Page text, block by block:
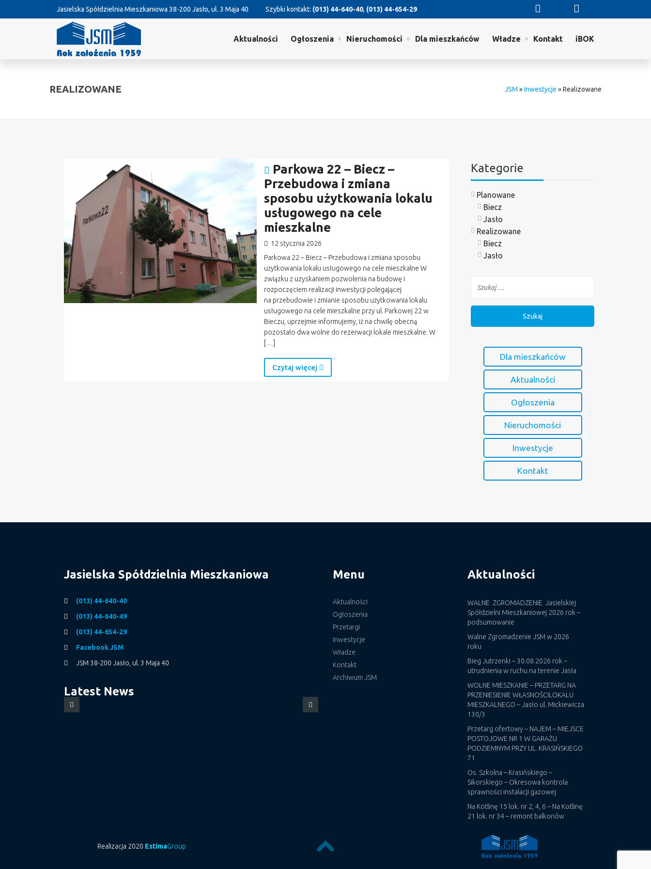
Jasielska Spółdzielnia Mieszkaniowa 38-200 Jasło, ul. 3 Maja 40 Szybki kontakt: (013) 44-640-40, (013) 44-654-29
Aktualności Ogłoszenia Nieruchomości Dla mieszkańców Władze Kontakt iBOK
REALIZOWANE JSM »Inwestycje »Realizowane
Parkowa 22 – Biecz –
Przebudowa i zmiana
sposobu użytkowania lokalu
usługowego na cele
mieszkalne
12 stycznia 2026
Parkowa 22 – Biecz – Przebudowa i zmiana sposobu
użytkowania lokalu usługowego na cele mieszkalne W
związku z uzyskaniem pozwolenia na budowę i
rozpoczęciem realizacji inwestycji polegającej
na przebudowie i zmianie sposobu użytkowania lokalu
usługowego na cele mieszkalne przy ul. Parkowej 22 w
Bieczu, uprzejmie informujemy, iż na chwilę obecną
pozostało dwa wolne do rezerwacji lokale mieszkalne. W
[…]
Czytaj więcej
Kategorie
Planowane
Biecz
Jasło
Realizowane
Biecz
Jasło
Dla mieszkańców
Aktualności
Ogłoszenia
Nieruchomości
Inwestycje
Kontakt
Jasielska Spółdzielnia Mieszkaniowa
(013) 44-640-40
(013) 44-640-49
(013) 44-654-29
Facebook JSM
JSM 38-200 Jasło, ul. 3 Maja 40
Latest News
Menu
Aktualności
Ogłoszenia
Przetargi
Inwestycje
Władze
Kontakt
Archiwum JSM
Aktualności
WALNE ZGROMADZENIE Jasielskiej
Spółdzielni Mieszkaniowej 2026 rok –
podsumowanie
Walne Zgromadzenie JSM w 2026
roku
Bieg Jutrzenki – 30.08.2026 rok –
utrudnienia w ruchu na terenie Jasła
WOLNE MIESZKANIE – PRZETARG NA
PRZENIESIENIE WŁASNOŚCILOKALU
MIESZKALNEGO – Jasło ul. Mickiewicza
130/3
Przetarg ofertowy – NAJEM – MIEJSCE
POSTOJOWE NR 1 W GARAŻU
PODZIEMNYM PRZY UL. KRASIŃSKIEGO
71
Os. Szkolna – Krasińskiego –
Sikorskiego – Okresowa kontrola
sprawności instalacji gazowej
Na Kotlinę 15 lok. nr 2, 4, 6 – Na Kotlinę
21 lok. nr 34 – remont balkonów
Realizacja 2020 EstimaGroup